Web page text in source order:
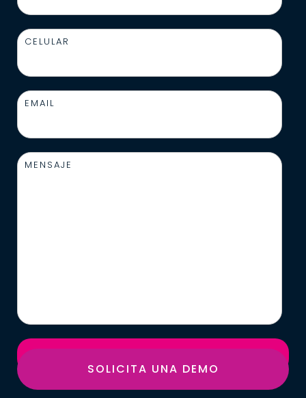
SOLICITA UNA DEMO
CELULAR
EMAIL
MENSAJE